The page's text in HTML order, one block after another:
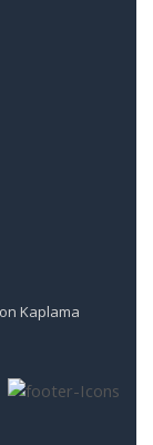
Kaplama